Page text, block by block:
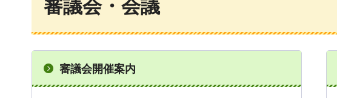
審議会・会議
審議会開催案内